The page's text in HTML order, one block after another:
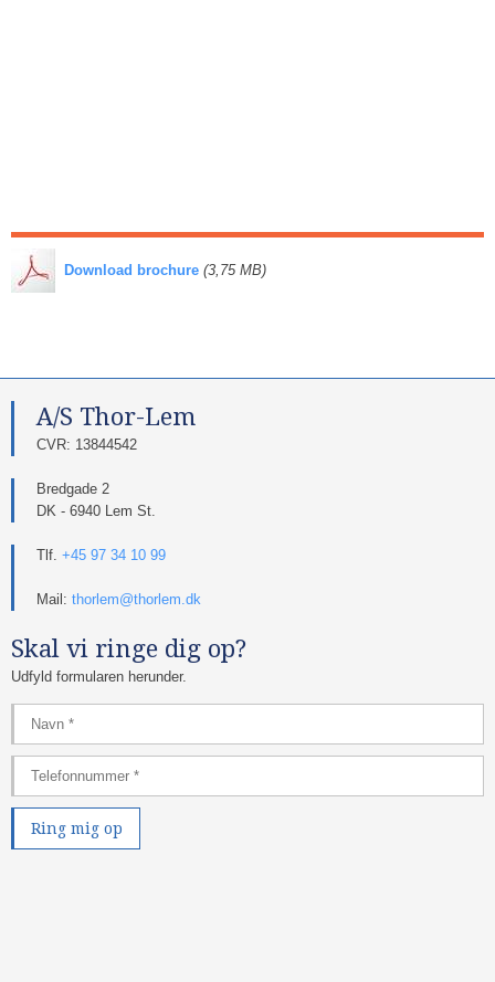
Download brochure (3,75 MB)
A/S Thor-Lem​
​CVR: 13844542​
Bredgade 2
DK - 6940 Lem St.
Tlf. +45 97 34 10 99
Mail: thorlem@thorlem.dk
Skal vi ringe dig op?
Udfyld formularen herunder.​